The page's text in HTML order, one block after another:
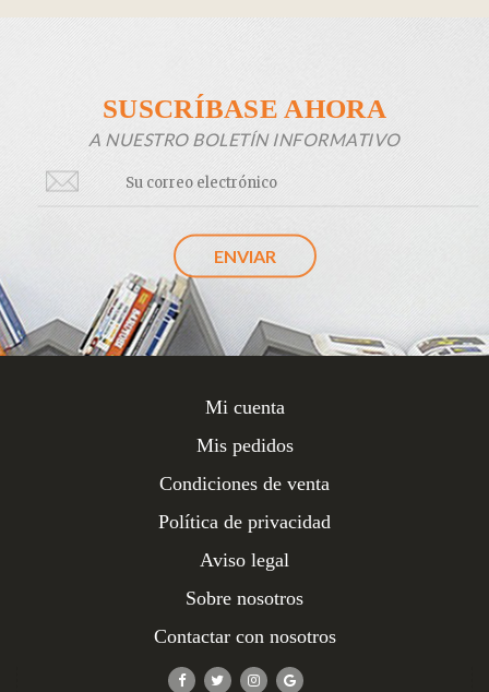
SUSCRÍBASE AHORA
A NUESTRO BOLETÍN INFORMATIVO
Mi cuenta
Mis pedidos
Condiciones de venta
Política de privacidad
Aviso legal
Sobre nosotros
Contactar con nosotros